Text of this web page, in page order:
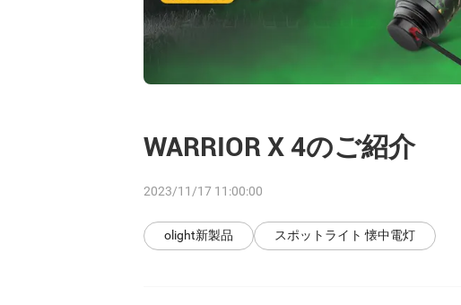
WARRIOR X 4のご紹介
2023/11/17 11:00:00
olight新製品 スポットライト 懐中電灯